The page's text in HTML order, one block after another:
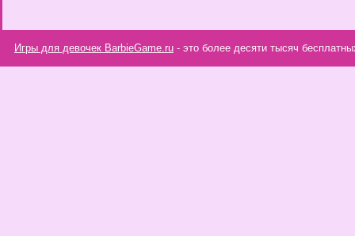
Игры для девочек BarbieGame.ru - это более десяти тысяч